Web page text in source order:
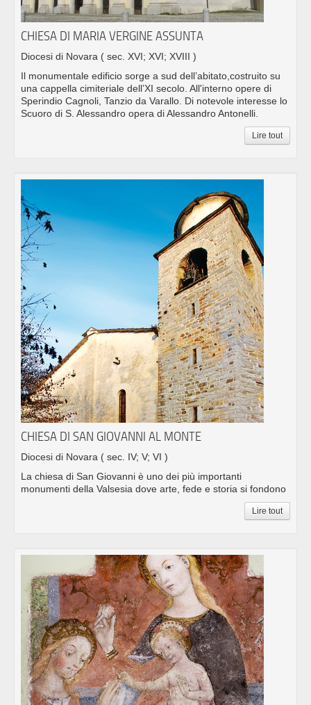
CHIESA DI MARIA VERGINE ASSUNTA
Diocesi di Novara ( sec. XVI; XVI; XVIII )
Il monumentale edificio sorge a sud dell’abitato,costruito su
una cappella cimiteriale dell’XI secolo. All'interno opere di
Sperindio Cagnoli, Tanzio da Varallo. Di notevole interesse lo
Scuoro di S. Alessandro opera di Alessandro Antonelli.
Lire tout
CHIESA DI SAN GIOVANNI AL MONTE
Diocesi di Novara ( sec. IV; V; VI )
La chiesa di San Giovanni è uno dei più importanti
monumenti della Valsesia dove arte, fede e storia si fondono
Lire tout